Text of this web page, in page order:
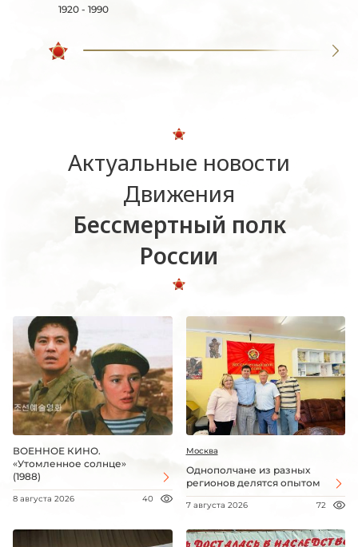
1920 - 1990
Актуальные новости
Движения
Бессмертный полк
России
ВОЕННОЕ КИНО.
«Утомленное солнце»
(1988)
8 августа 2026 40
Москва
Однополчане из разных
регионов делятся опытом
7 августа 2026 72